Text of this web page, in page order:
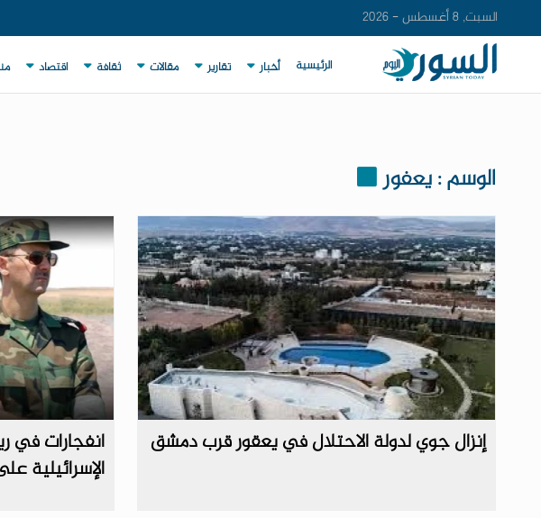
السبت, 8 أغسطس - 2026
الرئيسية أخبار تقارير مقالات ثقافة اقتصاد
الوسم : يعفور
إنزال جوي لدولة الاحتلال في يعقور قرب دمشق
انفجارات
الإسرائيلية